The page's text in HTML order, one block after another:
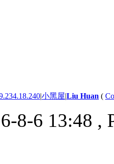
|小黑屋|Liu Huan (
8-6 13:48 ,